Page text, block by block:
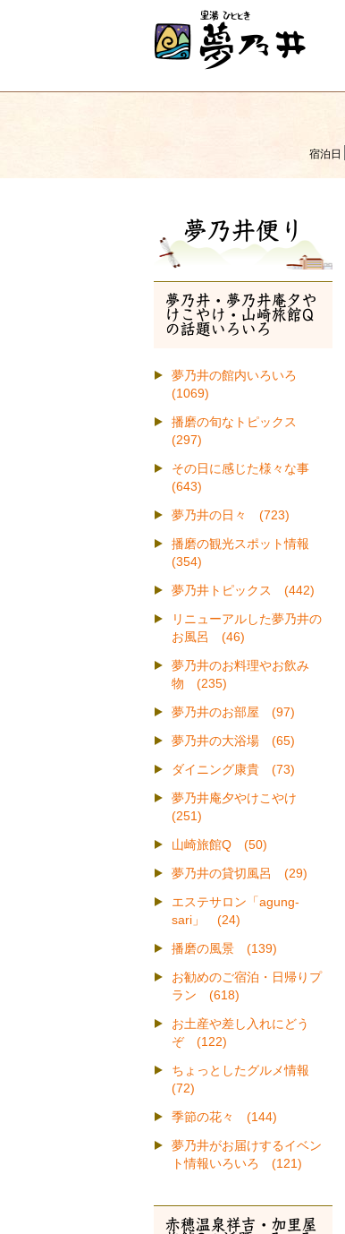
宿泊日
夢乃井便り
夢乃井・夢乃井庵夕や
けこやけ・山崎旅館Q
の話題いろいろ
夢乃井の館内いろいろ
(1069)
播磨の旬なトピックス
(297)
その日に感じた様々な事
(643)
夢乃井の日々 (723)
播磨の観光スポット情報
(354)
夢乃井トピックス (442)
リニューアルした夢乃井の
お風呂 (46)
夢乃井のお料理やお飲み
物 (235)
夢乃井のお部屋 (97)
夢乃井の大浴場 (65)
ダイニング康貴 (73)
夢乃井庵夕やけこやけ
(251)
山崎旅館Q (50)
夢乃井の貸切風呂 (29)
エステサロン「agung-
sari」 (24)
播磨の風景 (139)
お勧めのご宿泊・日帰りプ
ラン (618)
お土産や差し入れにどう
ぞ (122)
ちょっとしたグルメ情報
(72)
季節の花々 (144)
夢乃井がお届けするイベン
ト情報いろいろ (121)
赤穂温泉祥吉・加里屋